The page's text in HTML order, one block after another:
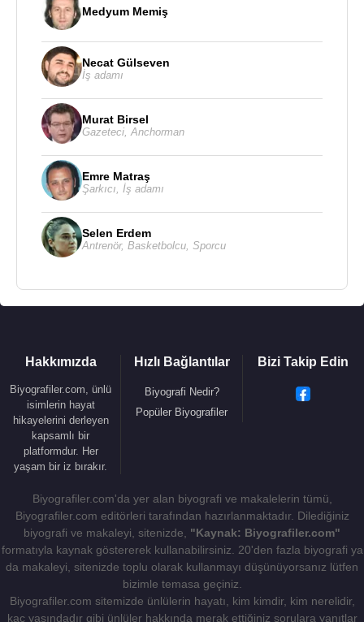
Formula 1’deki son yarışına ise 1986
Grand Prix
Formula 1kariyerinin ardından
touring car yarışları, spor otomobil yarışları ve farklı
motor sporları projelerinde yer almaya devam etti.
Ayrıca motor sporları yorumculuğu ve yayıncılığı
yaparak pist dışındaki kariyerini de yarış dünyasıyla
bağlantılı biçimde sürdürdü.
Alan Jones , Avustralya
pilotlarından biri olarak hatırlanır. 1980 yılında
kazandığı dünya şampiyonluğu, onu Formula 1
tarihinin önemli isimlerinden biri yapmış ve motor
Kaynak:Biyografiler.com
Medyum Memiş
Necat Gülseven
İş adamı
Murat Birsel
Gazeteci Anchorman
Emre Matraş
Şarkıcı İş adamı
Selen Erdem
Antrenör, Basketbolcu Sporcu
Hakkımızda
Biyografiler.com, ünlü
isimlerin hayat
hikayelerini derleyen
kapsamlı bir
platformdur. Her
yaşam bir iz bırakır.
Hızlı Bağlantılar
Biyografi Nedir?
Popüler Biyografiler
Bizi Takip Edin
Biyografiler.com'da yer alan biyografi ve makalelerin tümü,
Biyografiler.com editörleri tarafından hazırlanmaktadır. Dilediğiniz
biyografi ve makaleyi, sitenizde, "Kaynak: Biyografiler.com"
formatıyla kaynak göstererek kullanabilirsiniz. 20'den fazla biyografi ya
da makaleyi, sitenizde toplu olarak kullanmayı düşünüyorsanız lütfen
bizimle temasa geçiniz.
Biyografiler.com sitemizde ünlülerin hayatı, kim kimdir, kim nerelidir,
kaç yaşındadır gibi ünlüler hakkında merak ettiğiniz sorulara yanıtlar